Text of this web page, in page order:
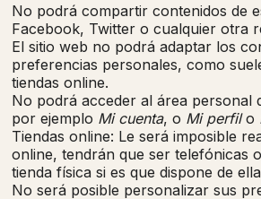
No podrá compartir contenidos de
Facebook, Twitter o cualquier otra
El sitio web no podrá adaptar los
preferencias personales, como
tiendas online.
No podrá acceder al área personal
por ejemplo Mi cuenta, o Mi perfilo
Tiendas online: Le será imposible
online, tendrán que ser telefónicas
tienda física si es que dispone de
No será posible personalizar sus